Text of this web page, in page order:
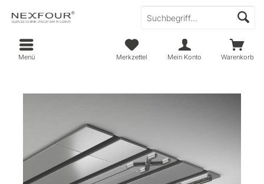
Warenkorb
Merkzettel Mein Konto
Menü